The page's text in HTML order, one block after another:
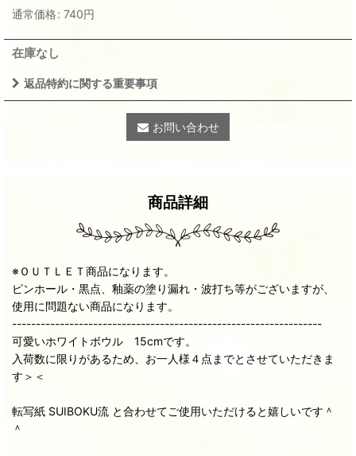
通常価格: 740円
在庫なし
返品特約に関する重要事項
お問い合わせ
商品詳細
※ＯＵＴＬＥＴ商品になります。
ピンホール・黒点、釉薬の塗り漏れ・波打ち等がございますが、
使用に問題ない商品になります。
-----------------------------------------------------------------
可愛いホワイトボウル 15cmです。
入荷数に限りがあるため、お一人様４点までとさせていただきま
す＞＜
転写紙 SUIBOKU流 と合わせてご使用いただけると嬉しいです＾
＾